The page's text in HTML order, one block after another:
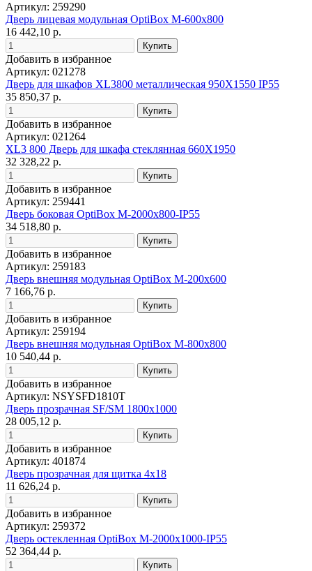
Артикул: 259290
Дверь лицевая модульная OptiBox M-600х800
16 442,10 р.
Добавить в избранное
Артикул: 021278
Дверь для шкафов XL3800 металлическая 950Х1550 IP55
35 850,37 р.
Добавить в избранное
Артикул: 021264
XL3 800 Дверь для шкафа стеклянная 660Х1950
32 328,22 р.
Добавить в избранное
Артикул: 259441
Дверь боковая OptiBox M-2000х800-IP55
34 518,80 р.
Добавить в избранное
Артикул: 259183
Дверь внешняя модульная OptiBox M-200х600
7 166,76 р.
Добавить в избранное
Артикул: 259194
Дверь внешняя модульная OptiBox M-800х800
10 540,44 р.
Добавить в избранное
Артикул: NSYSFD1810T
Дверь прозрачная SF/SM 1800x1000
28 005,12 р.
Добавить в избранное
Артикул: 401874
Дверь прозрачная для щитка 4х18
11 626,24 р.
Добавить в избранное
Артикул: 259372
Дверь остекленная OptiBox M-2000х1000-IP55
52 364,44 р.